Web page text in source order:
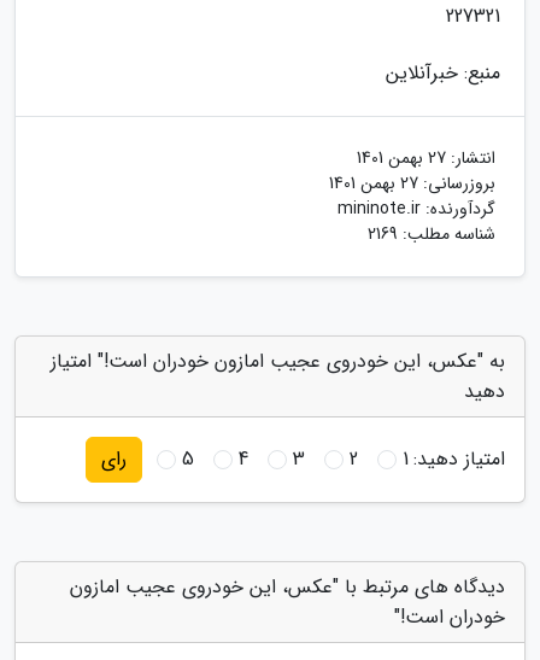
227321
منبع: خبرآنلاین
انتشار: 27 بهمن 1401
بروزرسانی: 27 بهمن 1401
گردآورنده: mininote.ir
شناسه مطلب: 2169
به "عکس، این خودروی عجیب امازون خودران است!" امتیاز
دهید
امتیاز دهید:1
2
3
4
5 رای
دیدگاه های مرتبط با "عکس، این خودروی عجیب امازون
خودران است!"